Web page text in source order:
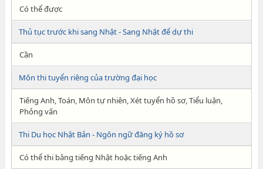
Có thể được
Thủ tục trước khi sang Nhật - Sang Nhật để dự thi
Cần
Môn thi tuyển riêng của trường đại học
Tiếng Anh, Toán, Môn tự nhiên, Xét tuyển hồ sơ, Tiểu luận,
Phỏng vấn
Thi Du học Nhật Bản - Ngôn ngữ đăng ký hồ sơ
Có thể thi bằng tiếng Nhật hoặc tiếng Anh